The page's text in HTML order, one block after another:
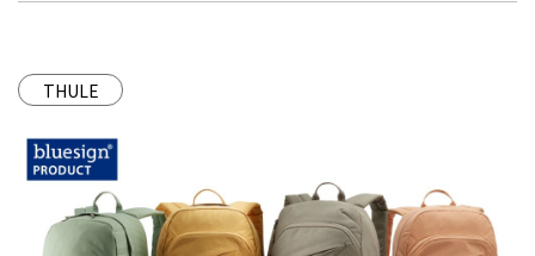
THULE